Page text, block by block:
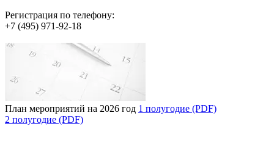
Регистрация по телефону:
+7 (495) 971-92-18
План мероприятий на 2026 год 1 полугодие (PDF)
2 полугодие (PDF)